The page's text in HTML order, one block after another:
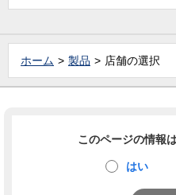
ホーム 製品 店舗の選択
このページの情報
はい